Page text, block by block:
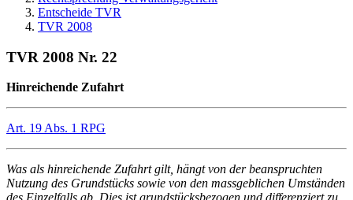
Entscheide TVR
TVR 2008
TVR 2008 Nr. 22
Hinreichende Zufahrt
Art. 19 Abs. 1 RPG
Was als hinreichende Zufahrt gilt, hängt von der beanspruchten
Nutzung des Grundstücks sowie von den massgeblichen Umständen